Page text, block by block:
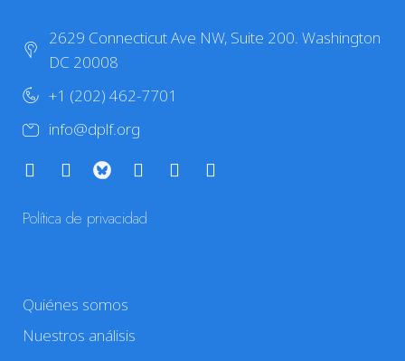
2629 Connecticut Ave NW, Suite 200. Washington
DC 20008
+1 (202) 462-7701
info@dplf.org
Política de privacidad
Quiénes somos
Nuestros análisis